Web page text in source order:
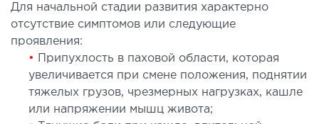
носа
ушей
И ЛОР-ХИРУРГИЯ
лечение полости носа и
Для начальной стадии развития характерно
отсутствие симптомов или следующие
проявления:
•
Припухлость в паховой области, которая
увеличивается при смене положения, поднятии
тяжелых грузов, чрезмерных нагрузках, кашле
или напряжении мышц живота;